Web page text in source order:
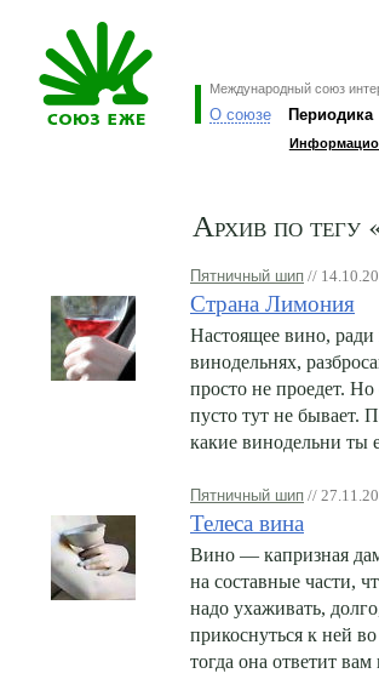
Международный союз
О союзе Периодика
Архив по тегу
Пятничный шип //
Страна Лимония
Настоящее вино, ради
винодельнях,
просто не проедет.
пусто тут не бывает.
какие винодельни ты
Пятничный шип //
Телеса вина
Вино — капризная
на составные части,
надо ухаживать,
прикоснуться к ней
тогда она ответит